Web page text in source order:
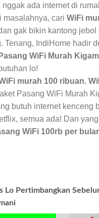
ada internet di
masalahnya, cari WiFi
gak bikin kantong jebol
Tenang, IndiHome hadir
Pasang WiFi Murah
lo!
murah 100 ribuan,
Pasang WiFi Murah
butuh internet kenceng
semua ada! Dan
WiFi 100rb per
Lo Pertimbangkan